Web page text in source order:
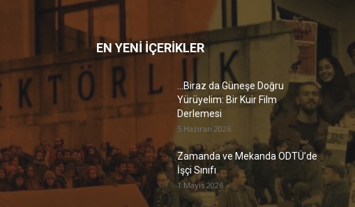
EN YENİ İÇERİKLER
…Biraz da Güneşe Doğru
Yürüyelim: Bir Kuir Film
Derlemesi
5 Haziran 2026
Zamanda ve Mekanda ODTÜ’de
İşçi Sınıfı
1 Mayıs 2026